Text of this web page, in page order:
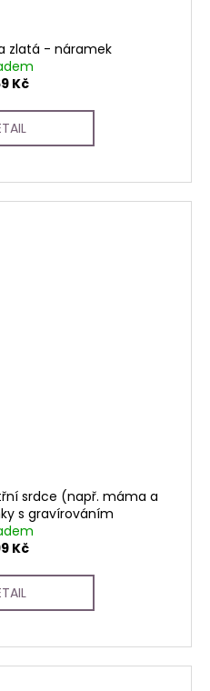
zlatá - náramek
Kč
srdce (např. máma a
s gravírováním
Kč